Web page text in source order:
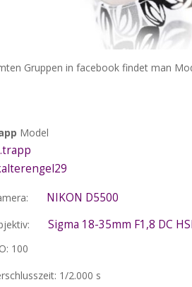
Gruppen in facebook findet man
Model
NIKON D5500
Sigma 18-35mm F1,8 DC
100
1/2.000 s